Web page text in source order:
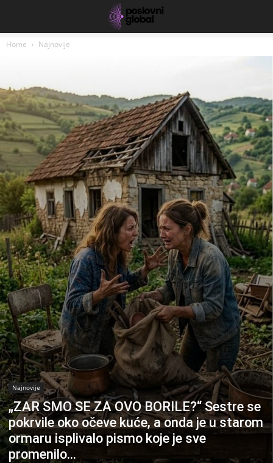
Home Najnovije
Najnovije
„ZAR SMO SE ZA OVO BORILE?“ Sestre se
pokrvile oko očeve kuće, a onda je u starom
ormaru isplivalo pismo koje je sve
promenilo…